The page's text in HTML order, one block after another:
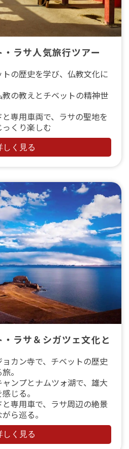
ラサ人気旅行ツアー
の歴史を学び、仏教文化に
の教えとチベットの精神世
専用車両で、ラサの聖地を
くり楽しむ
しく見る
ラサ＆シガツェ文化と
カン寺で、チベットの歴史
。
ンプとナムツォ湖で、雄大
じる。
専用車で、ラサ周辺の絶景
ら巡る。
しく見る